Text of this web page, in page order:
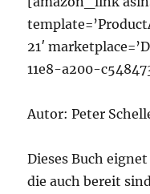
21′
11e8-a200-
Autor: Peter
Dieses Buch
die auch bereit